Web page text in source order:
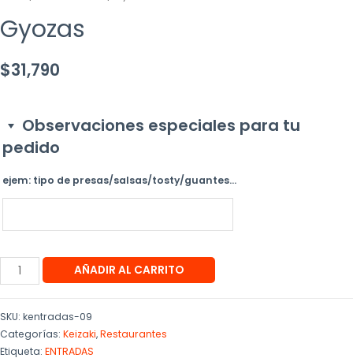
Gyozas
$31,790
Observaciones especiales para tu
pedido
ejem: tipo de presas/salsas/tosty/guantes...
AÑADIR AL CARRITO
SKU: kentradas-09
Categorías: Keizaki,Restaurantes
Etiqueta: ENTRADAS